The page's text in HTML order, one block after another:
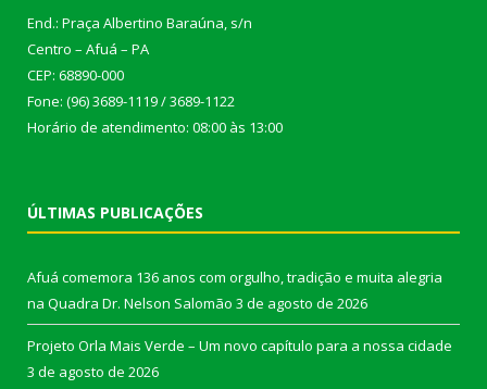
End.: Praça Albertino Baraúna, s/n
Centro – Afuá – PA
CEP: 68890-000
Fone: (96) 3689-1119 / 3689-1122
Horário de atendimento: 08:00 às 13:00
ÚLTIMAS PUBLICAÇÕES
Afuá comemora 136 anos com orgulho, tradição e muita alegria
na Quadra Dr. Nelson Salomão 3 de agosto de 2026
Projeto Orla Mais Verde – Um novo capítulo para a nossa cidade
3 de agosto de 2026